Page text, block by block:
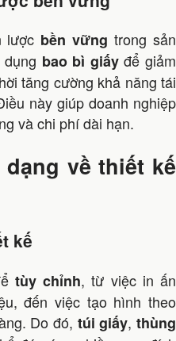
lược bền vững trong sản
bao bì giấyđể giảm
tăng cường khả năng tái
này giúp doanh nghiệp
và chi phí dài hạn.
về thiết kế
kế
tùy chỉnh, từ việc in ấn
đến việc tạo hình theo
Do đó, túi giấy,thùng